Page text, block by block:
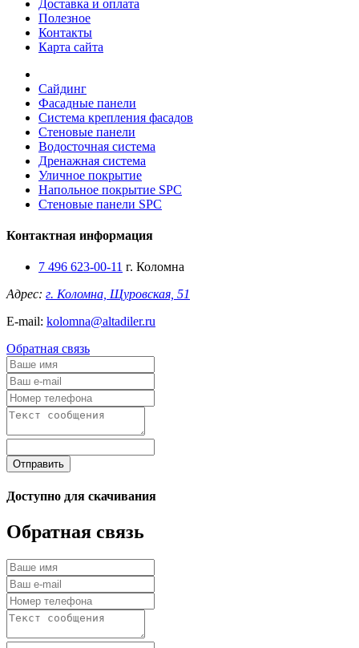
Доставка и оплата
Полезное
Контакты
Карта сайта
Сайдинг
Фасадные панели
Система крепления фасадов
Стеновые панели
Водосточная система
Дренажная система
Уличное покрытие
Напольное покрытие SPC
Стеновые панели SPC
Контактная информация
7 496 623-00-11 г. Коломна
Адрес: г. Коломна, Щуровская, 51
E-mail: kolomna@altadiler.ru
Обратная связь
Отправить
Доступно для скачивания
Обратная связь